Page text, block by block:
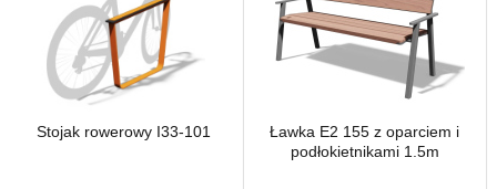
Stojak rowerowy I33-101
Ławka E2 155 z oparciem i
podłokietnikami 1.5m